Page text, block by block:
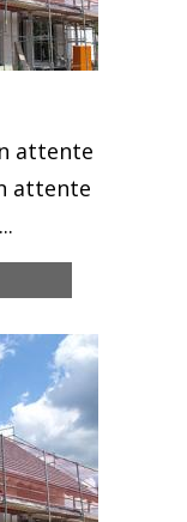
attente
attente